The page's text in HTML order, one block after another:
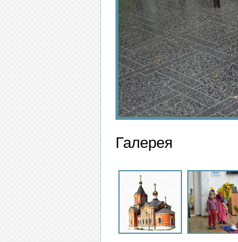
Галерея